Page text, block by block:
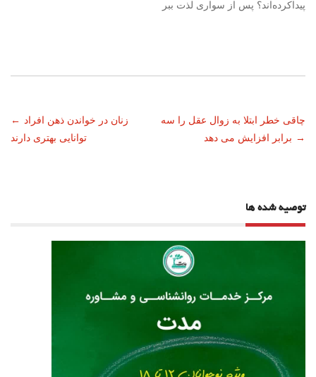
پیداکرده‌اند؟ پس از سواری لذت ببر
ناوبری
نوشته
← زنان در خواندن ذهن افراد
توانایی بهتری دارند
چاقی خطر ابتلا به زوال عقل را سه
برابر افزایش می دهد →
توصیه شده ها